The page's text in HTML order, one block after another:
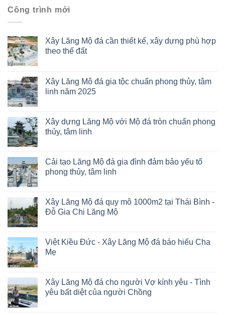
Công trình mới
Xây Lăng Mộ đá cần thiết kế, xây dựng phù hợp
theo thế đất
Xây Lăng Mô đá gia tộc chuẩn phong thủy, tâm
linh năm 2025
Xây dựng Lăng Mộ với Mộ đá tròn chuẩn phong
thủy, tâm linh
Cải tạo Lăng Mộ đá gia đình đảm bảo yếu tố
phong thủy, tâm linh
Xây Lăng Mộ đá quy mô 1000m2 tại Thái Bình -
Đỗ Gia Chi Lăng Mộ
Việt Kiều Đức - Xây Lăng Mộ đá báo hiếu Cha
Mẹ
Xây Lăng Mộ đá cho người Vợ kính yêu - Tình
yêu bất diệt của người Chồng